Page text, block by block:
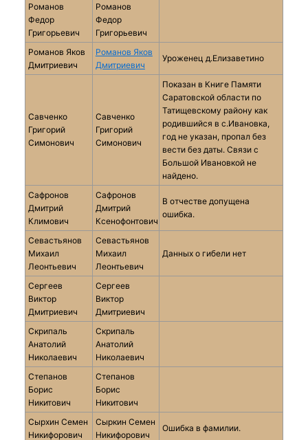
Романов
Федор
Григорьевич
Романов
Федор
Григорьевич
Романов Яков
Дмитриевич
Романов Яков
Дмитриевич
Уроженец д.Елизаветино
Савченко
Григорий
Симонович
Савченко
Григорий
Симонович
Показан в Книге Памяти
Саратовской области по
Татищевскому району как
родившийся в с.Ивановка,
год не указан, пропал без
вести без даты. Связи с
Большой Ивановкой не
найдено.
Сафронов
Дмитрий
Климович
Сафронов
Дмитрий
Ксенофонтович
В отчестве допущена
ошибка.
Севастьянов
Михаил
Леонтьевич
Севастьянов
Михаил
Леонтьевич
Данных о гибели нет
Сергеев
Виктор
Дмитриевич
Сергеев
Виктор
Дмитриевич
Скрипаль
Анатолий
Николаевич
Скрипаль
Анатолий
Николаевич
Степанов
Борис
Никитович
Степанов
Борис
Никитович
Сырхин Семен
Никифорович
Сыркин Семен
Никифорович
Ошибка в фамилии.